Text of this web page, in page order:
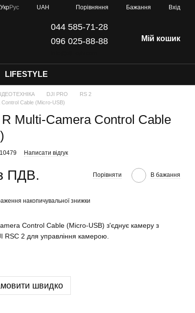
УкрРус UAH Порівняння Бажання Вхід
044 585-71-28
096 025-88-88
Мій кошик
LIFESTYLE
DJI PRO
RS 2
Cable (Micro-USB)
Multi-Camera Control Cable
Написати відгук
ПДВ. Порівняти В бажання
накопичувальної знижки
Control Cable (Micro-USB) з'єднує камеру з
RSC 2 для управління камерою.
швидко